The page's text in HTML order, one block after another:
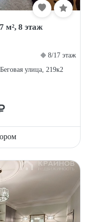
м², 8 этаж
8/17 этаж
улица, 219к2